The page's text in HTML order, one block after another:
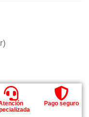
Pago seguro